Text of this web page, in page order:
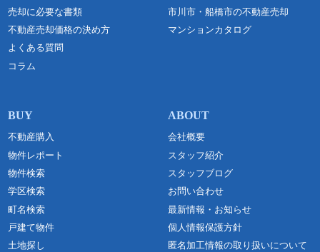
売却に必要な書類
不動産売却価格の決め方
よくある質問
コラム
市川市・船橋市の不動産売却
マンションカタログ
不動産購入
物件レポート
物件検索
学区検索
町名検索
戸建て物件
土地探し
会社概要
スタッフ紹介
スタッフブログ
お問い合わせ
最新情報・お知らせ
個人情報保護方針
匿名加工情報の取り扱いについて